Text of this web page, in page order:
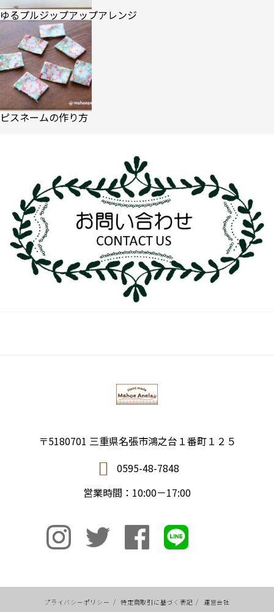
ゆるプルジップアップアレンジ
ピスネームの作り方
〒5180701 三重県名張市鴻之台１番町１２５
0595-48-7848
営業時間：10:00－17:00
プライバシーポリシー / 特定商取引に基づく表記 / 運営会社